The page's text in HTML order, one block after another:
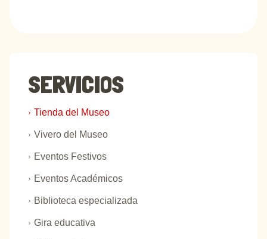
SERVICIOS
Tienda del Museo
Vivero del Museo
Eventos Festivos
Eventos Académicos
Biblioteca especializada
Gira educativa